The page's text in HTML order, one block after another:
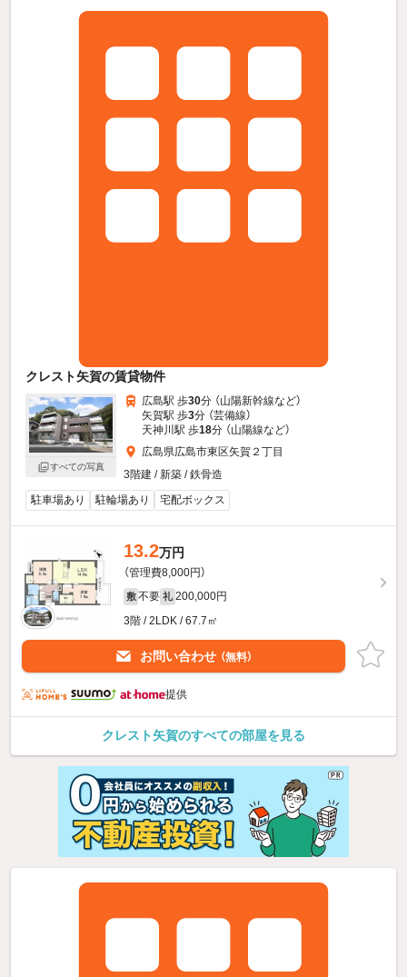
クレスト矢賀の賃貸物件
すべての写真
広島駅 歩30分 （山陽新幹線など）
矢賀駅 歩3分 （芸備線）
天神川駅 歩18分 （山陽線など）
広島県広島市東区矢賀２丁目
3階建 / 新築 / 鉄骨造
駐車場あり
駐輪場あり 宅配ボックス
13.2万円
（管理費8,000円）
敷 不要 礼 200,000円
3階 / 2LDK / 67.7㎡
お問い合わせ （無料）
提供
クレスト矢賀のすべての部屋を見る